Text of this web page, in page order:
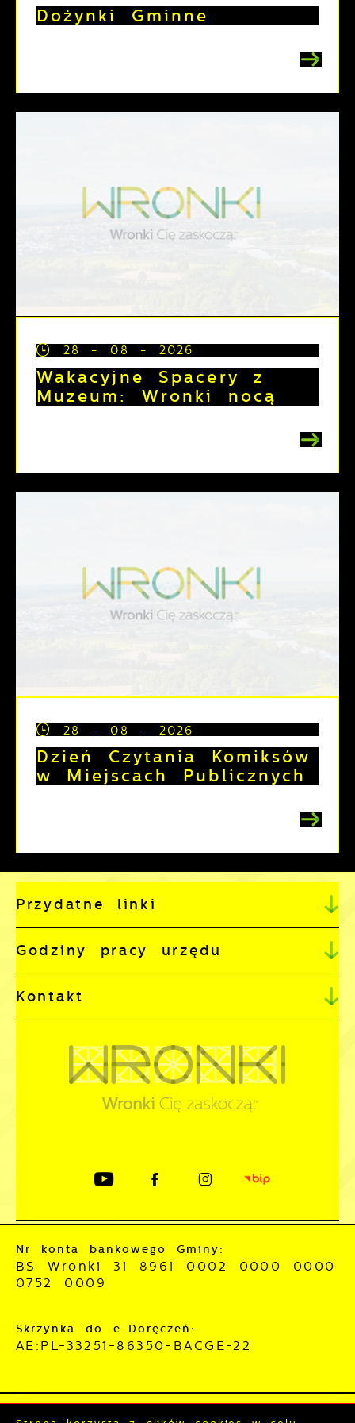
Dożynki Gminne
28 - 08 - 2026
Wakacyjne Spacery z
Muzeum: Wronki nocą
28 - 08 - 2026
Dzień Czytania Komiksów
w Miejscach Publicznych
Przydatne linki
Godziny pracy urzędu
Kontakt
Nr konta bankowego Gminy:
BS Wronki 31 8961 0002 0000 0000
0752 0009
Skrzynka do e-Doręczeń:
AE:PL-33251-86350-BACGE-22
Mapa serwisu RSS